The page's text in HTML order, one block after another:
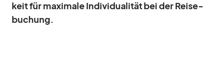
keit für ma­xi­male In­di­vi­dua­li­tät bei der Rei­se­
bu­chung.